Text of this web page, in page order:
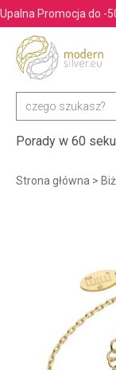
Upalna Promocja do -
Porady w 60
Strona główna >